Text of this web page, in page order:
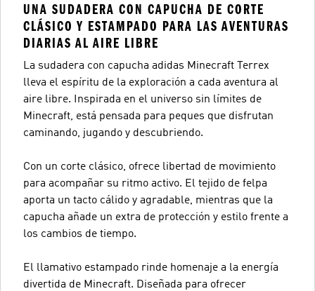
UNA SUDADERA CON CAPUCHA DE CORTE
CLÁSICO Y ESTAMPADO PARA LAS AVENTURAS
DIARIAS AL AIRE LIBRE
La sudadera con capucha adidas Minecraft Terrex
lleva el espíritu de la exploración a cada aventura al
aire libre. Inspirada en el universo sin límites de
Minecraft, está pensada para peques que disfrutan
caminando, jugando y descubriendo.
Con un corte clásico, ofrece libertad de movimiento
para acompañar su ritmo activo. El tejido de felpa
aporta un tacto cálido y agradable, mientras que la
capucha añade un extra de protección y estilo frente a
los cambios de tiempo.
El llamativo estampado rinde homenaje a la energía
divertida de Minecraft. Diseñada para ofrecer